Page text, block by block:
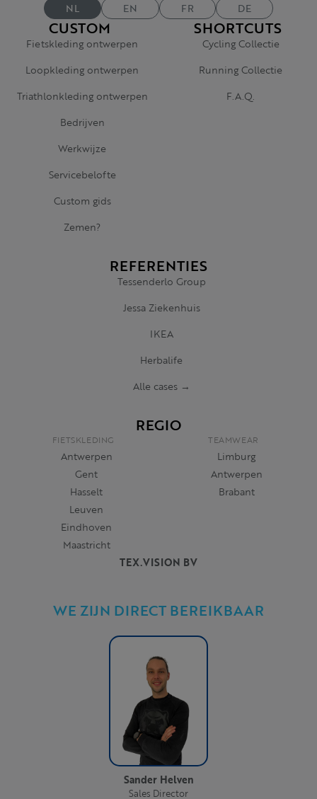
TEX.VISION BV
WE ZIJN DIRECT BEREIKBAAR
Sander Helven
Sales Director
CUSTOM
Fietskleding ontwerpen
Loopkleding ontwerpen
Triathlonkleding ontwerpen
Bedrijven
Werkwijze
Servicebelofte
Custom gids
Zemen?
SHORTCUTS
Cycling Collectie
Running Collectie
F.A.Q.
REFERENTIES
Tessenderlo Group
Jessa Ziekenhuis
IKEA
Herbalife
Alle cases →
REGIO
FIETSKLEDING
Antwerpen
Gent
Hasselt
Leuven
Eindhoven
Maastricht
TEAMWEAR
Limburg
Antwerpen
Brabant
NL EN FR DE